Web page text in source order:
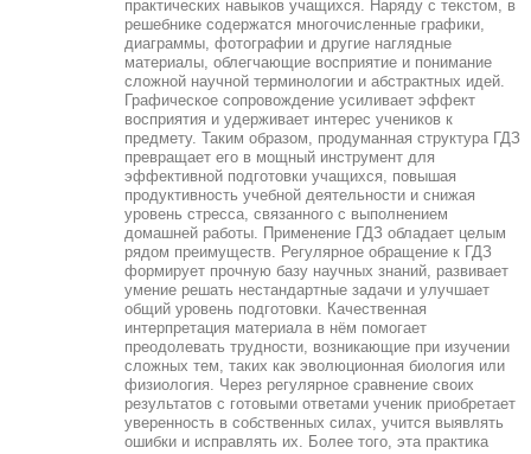
практических навыков учащихся. Наряду с текстом, в
решебнике содержатся многочисленные графики,
диаграммы, фотографии и другие наглядные
материалы, облегчающие восприятие и понимание
сложной научной терминологии и абстрактных идей.
Графическое сопровождение усиливает эффект
восприятия и удерживает интерес учеников к
предмету. Таким образом, продуманная структура ГДЗ
превращает его в мощный инструмент для
эффективной подготовки учащихся, повышая
продуктивность учебной деятельности и снижая
уровень стресса, связанного с выполнением
домашней работы. Применение ГДЗ обладает целым
рядом преимуществ. Регулярное обращение к ГДЗ
формирует прочную базу научных знаний, развивает
умение решать нестандартные задачи и улучшает
общий уровень подготовки. Качественная
интерпретация материала в нём помогает
преодолевать трудности, возникающие при изучении
сложных тем, таких как эволюционная биология или
физиология. Через регулярное сравнение своих
результатов с готовыми ответами ученик приобретает
уверенность в собственных силах, учится выявлять
ошибки и исправлять их. Более того, эта практика